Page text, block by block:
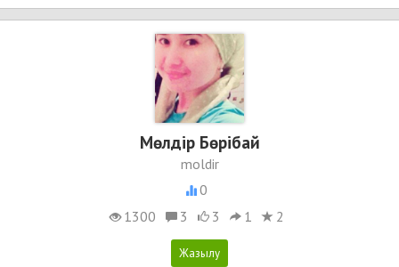
Мөлдір Бөрібай
moldir
0
1300
3 3 1 2